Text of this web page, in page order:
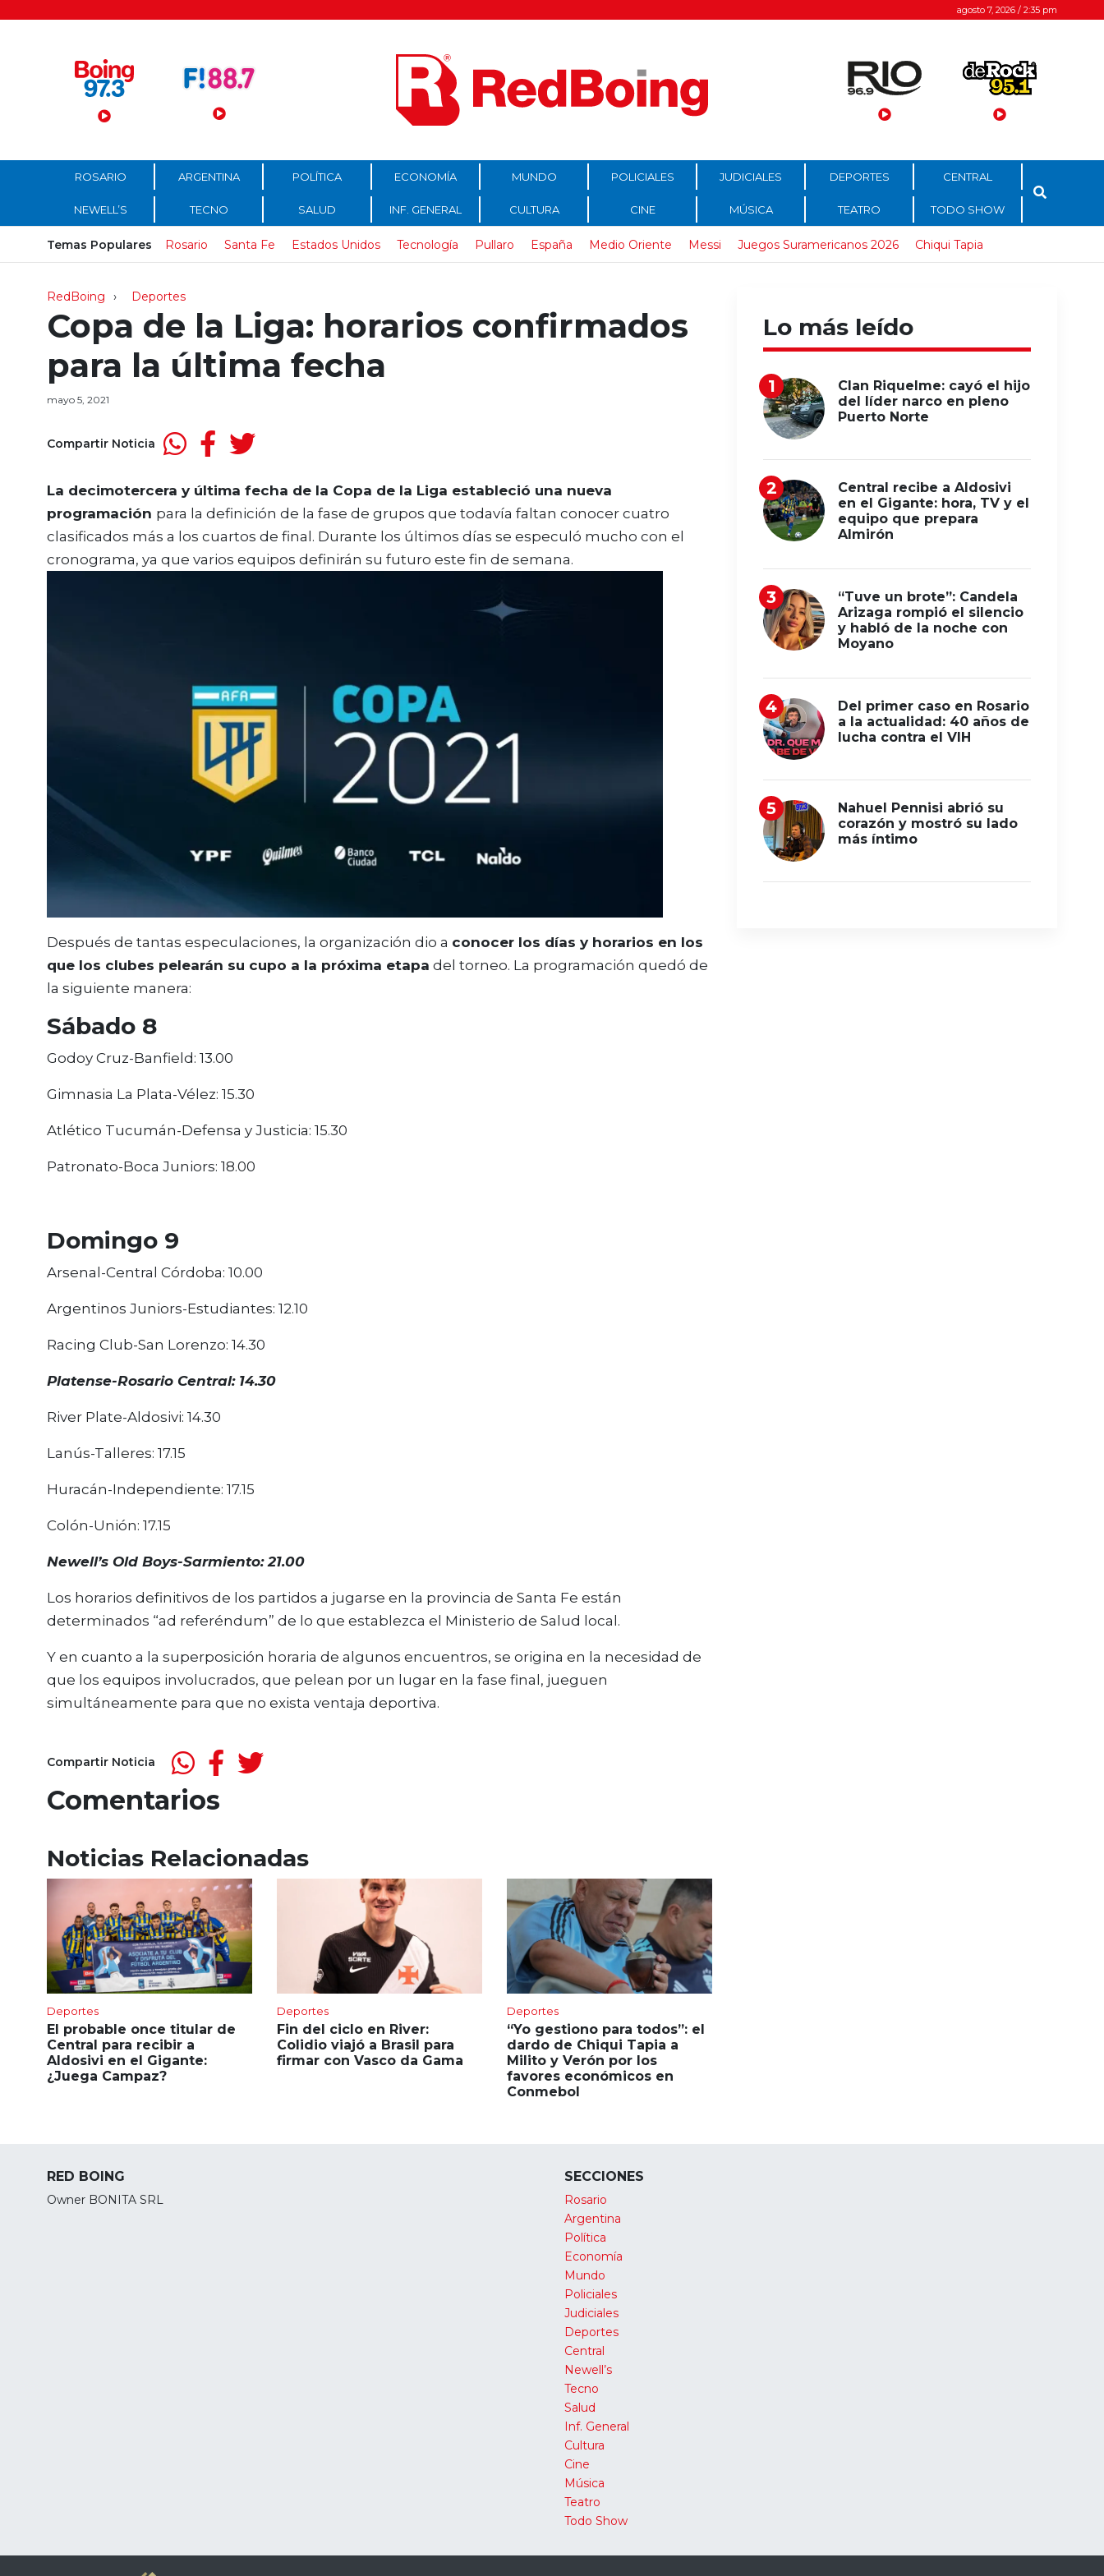
Menú Principal agosto 7, 2026 / 2:35 pm
ROSARIO ARGENTINA POLÍTICA ECONOMÍA MUNDO POLICIALES JUDICIALES DEPORTES CENTRAL
NEWELL’S TECNO SALUD INF. GENERAL CULTURA CINE MÚSICA TEATRO TODO SHOW
Temas Populares Rosario Santa Fe Estados Unidos Tecnología Pullaro España Medio Oriente Messi Juegos Suramericanos 2026 Chiqui Tapia
RedBoing Deportes
Copa de la Liga: horarios confirmados
para la última fecha
mayo 5, 2021
Compartir Noticia
La decimotercera y última fecha de la Copa de la Liga estableció una nueva
programación para la definición de la fase de grupos que todavía faltan conocer cuatro
clasificados más a los cuartos de final. Durante los últimos días se especuló mucho con el
cronograma, ya que varios equipos definirán su futuro este fin de semana.
Después de tantas especulaciones, la organización dio a conocer los días y horarios en los
que los clubes pelearán su cupo a la próxima etapa del torneo. La programación quedó de
la siguiente manera:
Sábado 8
Godoy Cruz-Banfield: 13.00
Gimnasia La Plata-Vélez: 15.30
Atlético Tucumán-Defensa y Justicia: 15.30
Patronato-Boca Juniors: 18.00
Domingo 9
Arsenal-Central Córdoba: 10.00
Argentinos Juniors-Estudiantes: 12.10
Racing Club-San Lorenzo: 14.30
Platense-Rosario Central: 14.30
River Plate-Aldosivi: 14.30
Lanús-Talleres: 17.15
Huracán-Independiente: 17.15
Colón-Unión: 17.15
Newell’s Old Boys-Sarmiento: 21.00
Los horarios definitivos de los partidos a jugarse en la provincia de Santa Fe están
determinados “ad referéndum” de lo que establezca el Ministerio de Salud local.
Y en cuanto a la superposición horaria de algunos encuentros, se origina en la necesidad de
que los equipos involucrados, que pelean por un lugar en la fase final, jueguen
simultáneamente para que no exista ventaja deportiva.
Compartir Noticia
Comentarios
Noticias Relacionadas
Deportes
El probable once titular de
Central para recibir a
Aldosivi en el Gigante:
¿Juega Campaz?
Deportes
Fin del ciclo en River:
Colidio viajó a Brasil para
firmar con Vasco da Gama
Deportes
“Yo gestiono para todos”: el
dardo de Chiqui Tapia a
Milito y Verón por los
favores económicos en
Conmebol
Lo más leído
Clan Riquelme: cayó el hijo
del líder narco en pleno
Puerto Norte
Central recibe a Aldosivi
en el Gigante: hora, TV y el
equipo que prepara
Almirón
“Tuve un brote”: Candela
Arizaga rompió el silencio
y habló de la noche con
Moyano
Del primer caso en Rosario
a la actualidad: 40 años de
lucha contra el VIH
Nahuel Pennisi abrió su
corazón y mostró su lado
más íntimo
RED BOING
Owner BONITA SRL
SECCIONES
Rosario
Argentina
Política
Economía
Mundo
Policiales
Judiciales
Deportes
Central
Newell’s
Tecno
Salud
Inf. General
Cultura
Cine
Música
Teatro
Todo Show